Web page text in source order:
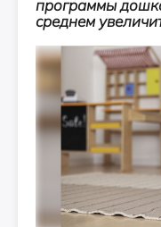
программы
среднем